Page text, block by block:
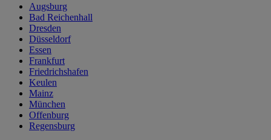
Augsburg
Bad Reichenhall
Dresden
Düsseldorf
Essen
Frankfurt
Friedrichshafen
Keulen
Mainz
München
Offenburg
Regensburg